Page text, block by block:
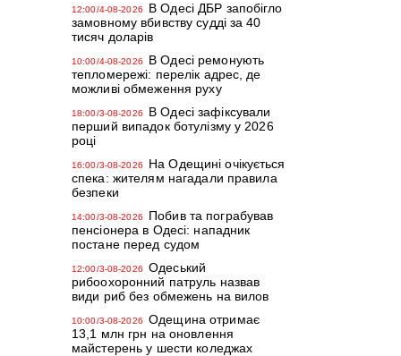
12:00/4-08-2026
В Одесі ДБР запобігло
замовному вбивству судді за 40
тисяч доларів
10:00/4-08-2026
В Одесі ремонують
тепломережі: перелік адрес, де
можливі обмеження руху
18:00/3-08-2026
В Одесі зафіксували
перший випадок ботулізму у 2026
році
16:00/3-08-2026
На Одещині очікується
спека: жителям нагадали правила
безпеки
14:00/3-08-2026
Побив та пограбував
пенсіонера в Одесі: нападник
постане перед судом
12:00/3-08-2026
Одеський
рибоохоронний патруль назвав
види риб без обмежень на вилов
10:00/3-08-2026
Одещина отримає
13,1 млн грн на оновлення
майстерень у шести коледжах